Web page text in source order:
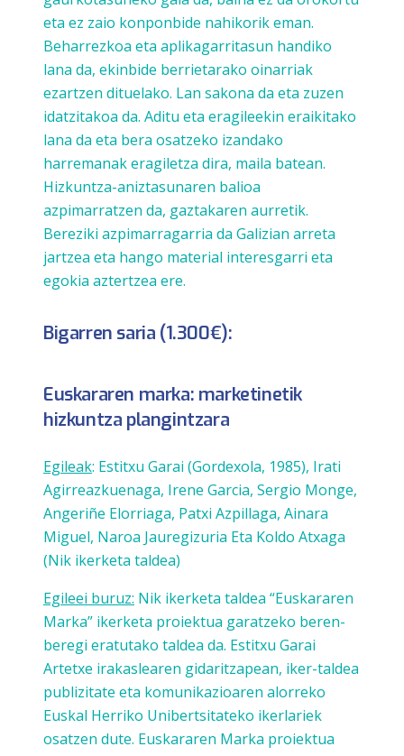
eta ez zaio konponbide nahikorik eman.
Beharrezkoa eta aplikagarritasun handiko
lana da, ekinbide berrietarako oinarriak
ezartzen dituelako. Lan sakona da eta zuzen
idatzitakoa da. Aditu eta eragileekin eraikitako
lana da eta bera osatzeko izandako
harremanak eragiletza dira, maila batean.
Hizkuntza-aniztasunaren balioa
azpimarratzen da, gaztakaren aurretik.
Bereziki azpimarragarria da Galizian arreta
jartzea eta hango material interesgarri eta
egokia aztertzea ere.
Bigarren saria (1.300€):
Euskararen marka: marketinetik
hizkuntza plangintzara
Egileak: Estitxu Garai (Gordexola, 1985), Irati
Agirreazkuenaga, Irene Garcia, Sergio Monge,
Angeriñe Elorriaga, Patxi Azpillaga, Ainara
Miguel, Naroa Jauregizuria Eta Koldo Atxaga
(Nik ikerketa taldea)
Egileei buruz: Nik ikerketa taldea “Euskararen
Marka” ikerketa proiektua garatzeko beren-
beregi eratutako taldea da. Estitxu Garai
Artetxe irakaslearen gidaritzapean, iker-taldea
publizitate eta komunikazioaren alorreko
Euskal Herriko Unibertsitateko ikerlariek
osatzen dute. Euskararen Marka proiektua